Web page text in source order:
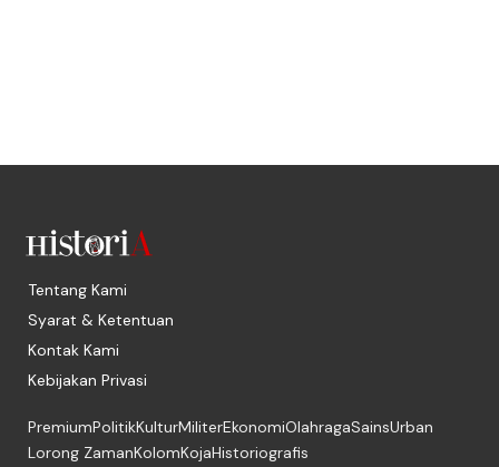
Tentang Kami
Syarat & Ketentuan
Kontak Kami
Kebijakan Privasi
PremiumPolitikKulturMiliterEkonomiOlahragaSainsUrban
Lorong ZamanKolomKojaHistoriografis